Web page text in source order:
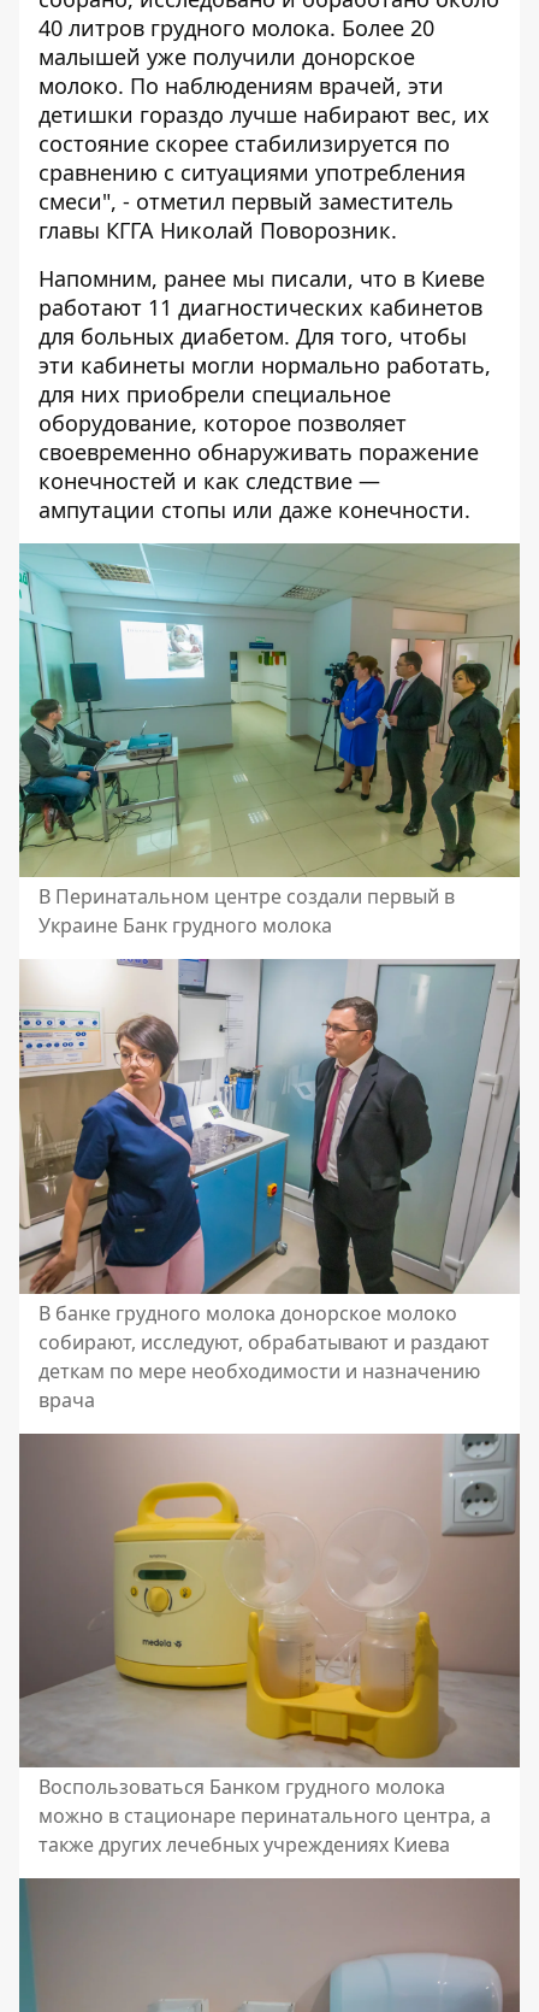
40 литров грудного молока. Более 20
малышей уже получили донорское
молоко. По наблюдениям врачей, эти
детишки гораздо лучше набирают вес, их
состояние скорее стабилизируется по
сравнению с ситуациями употребления
смеси", - отметил первый заместитель
главы КГГА Николай Поворозник.
Напомним, ранее мы писали, что в Киеве
работают 11 диагностических кабинетов
для больных диабетом. Для того, чтобы
эти кабинеты могли нормально работать,
для них приобрели специальное
оборудование, которое позволяет
своевременно обнаруживать поражение
конечностей и как следствие —
ампутации стопы или даже конечности.
В Перинатальном центре создали первый в
Украине Банк грудного молока
В банке грудного молока донорское молоко
собирают, исследуют, обрабатывают и раздают
деткам по мере необходимости и назначению
врача
Воспользоваться Банком грудного молока
можно в стационаре перинатального центра, а
также других лечебных учреждениях Киева